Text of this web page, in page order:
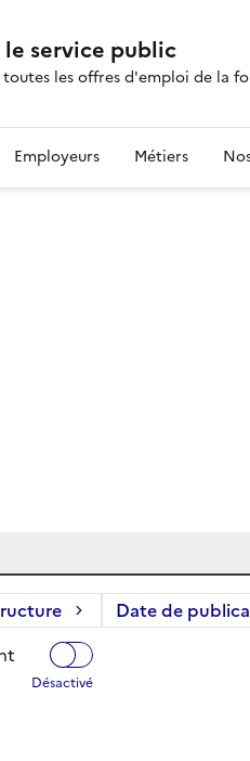
service public
toutes les offres d'emploi de la
Employeurs Métiers
Date de